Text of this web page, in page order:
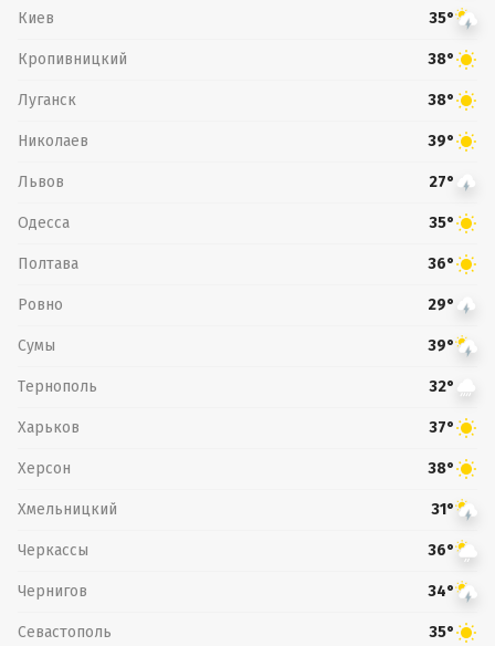
Киев 35°
Кропивницкий 38°
Луганск 38°
Николаев 39°
Львов 27°
Одесса 35°
Полтава 36°
Ровно 29°
Сумы 39°
Тернополь 32°
Харьков 37°
Херсон 38°
Хмельницкий 31°
Черкассы 36°
Чернигов 34°
Севастополь 35°